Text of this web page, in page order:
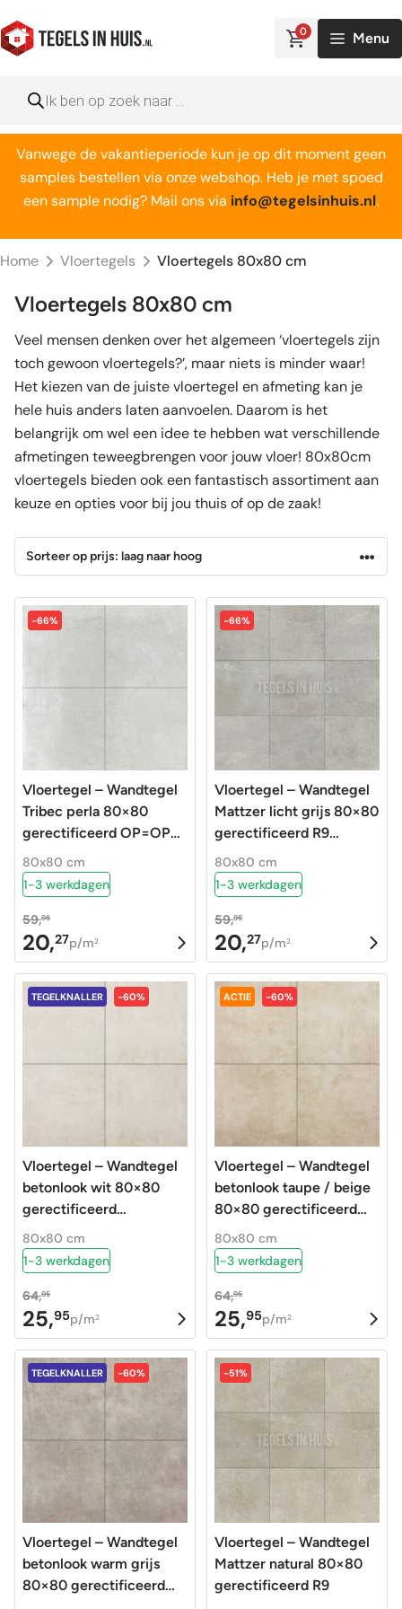
naar
de
0 Menu
zoeken
Vanwege de vakantieperiode kun je op dit moment geen
samples bestellen via onze webshop. Heb je met spoed
een sample nodig? Mail ons via info@tegelsinhuis.nl.
Home Vloertegels Vloertegels 80x80 cm
Vloertegels 80x80 cm
Veel mensen denken over het algemeen ‘vloertegels zijn
toch gewoon vloertegels?’, maar niets is minder waar!
Het kiezen van de juiste vloertegel en afmeting kan je
hele huis anders laten aanvoelen. Daarom is het
belangrijk om wel een idee te hebben wat verschillende
afmetingen teweegbrengen voor jouw vloer! 80x80cm
vloertegels bieden ook een fantastisch assortiment aan
keuze en opties voor bij jou thuis of op de zaak!
-66%
Vloertegel – Wandtegel
Tribec perla 80×80
gerectificeerd OP=OP
beperkt beschikbaar
80x80 cm
1-3 werkdagen
59,95
Oorspronkelijke
prijs
was:
59,95.
20,27
Huidige
prijs
is:
20,27.
p/m2
-66%
Vloertegel – Wandtegel
Mattzer licht grijs 80×80
gerectificeerd R9
Op=Op beperkt
beschikbaar
80x80 cm
1-3 werkdagen
59,95
Oorspronkelijke
prijs
was:
59,95.
20,27
Huidige
prijs
is:
20,27.
p/m2
TEGELKNALLER -60%
Vloertegel – Wandtegel
betonlook wit 80×80
gerectificeerd
tegelknaller R10
80x80 cm
1-3 werkdagen
64,95
Oorspronkelijke
prijs
was:
64,95.
25,95
Huidige
prijs
is:
25,95.
p/m2
ACTIE -60%
Vloertegel – Wandtegel
betonlook taupe / beige
80×80 gerectificeerd
tegelknaller R9
80x80 cm
1-3 werkdagen
64,95
Oorspronkelijke
prijs
was:
64,95.
25,95
Huidige
prijs
is:
25,95.
p/m2
TEGELKNALLER -60%
Vloertegel – Wandtegel
betonlook warm grijs
80×80 gerectificeerd
-51%
Vloertegel – Wandtegel
Mattzer natural 80×80
gerectificeerd R9